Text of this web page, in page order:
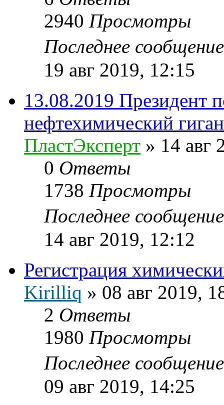
2940 Просмотры
Последнее
19 авг 2019, 12:15
13.08.2019 Президент
нефтехимический
ПластЭксперт » 14 авг
0 Ответы
1738 Просмотры
Последнее
14 авг 2019, 12:12
Регистрация
Kirilliq » 08 авг 2019,
2 Ответы
1980 Просмотры
Последнее
09 авг 2019, 14:25